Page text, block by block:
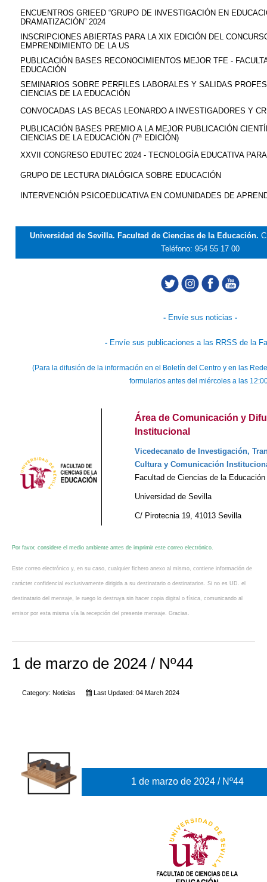
ENCUENTROS GRIEED “GRUPO DE INVESTIGACIÓN EN
DRAMATIZACIÓN” 2024
INSCRIPCIONES ABIERTAS PARA LA XIX EDICIÓN DEL
EMPRENDIMIENTO DE LA US
PUBLICACIÓN BASES RECONOCIMIENTOS MEJOR TFE -
EDUCACIÓN
SEMINARIOS SOBRE PERFILES LABORALES Y SALIDAS
CIENCIAS DE LA EDUCACIÓN
CONVOCADAS LAS BECAS LEONARDO A INVESTIGADORES Y
PUBLICACIÓN BASES PREMIO A LA MEJOR PUBLICACIÓN
CIENCIAS DE LA EDUCACIÓN (7ª EDICIÓN)
XXVII CONGRESO EDUTEC 2024 - TECNOLOGÍA EDUCATIVA
GRUPO DE LECTURA DIALÓGICA SOBRE EDUCACIÓN
INTERVENCIÓN PSICOEDUCATIVA EN COMUNIDADES DE
Universidad de Sevilla. Facultad de Ciencias de la Educación.
Teléfono: 954 55 17 00
- Envíe sus noticias -
- Envíe sus publicaciones a las RRSS de la
(Para la difusión de la información en el Boletín del Centro y en las
formularios antes del miércoles a las
Área de Comunicación y
Institucional
Vicedecanato de Investigación,
Cultura y Comunicación
Facultad de Ciencias de la Educación
Universidad de Sevilla
C/ Pirotecnia 19, 41013 Sevilla
Por favor, considere el medio ambiente antes de imprimir este correo electrónico.
Este correo electrónico y, en su caso, cualquier fichero anexo al mismo, contiene información de
carácter confidencial exclusivamente dirigida a su destinatario o destinatarios. Si no es UD. el
destinatario del mensaje, le ruego lo destruya sin hacer copia digital o física, comunicando al
emisor por esta misma vía la recepción del presente mensaje. Gracias.
1 de marzo de 2024 / Nº44
Category: Noticias Last Updated: 04 March 2024
1 de marzo de 2024 / Nº44